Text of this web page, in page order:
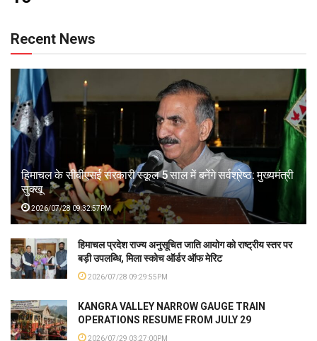
Recent News
हिमाचल के सीबीएसई सरकारी स्कूल 5 साल में बनेंगे सर्वश्रेष्ठ: मुख्यमंत्री
सुक्खू
2026/07/28 09:32:57PM
हिमाचल प्रदेश राज्य अनुसूचित जाति आयोग को राष्ट्रीय स्तर पर
बड़ी उपलब्धि, मिला स्कोच ऑर्डर ऑफ मेरिट
2026/07/28 09:29:55PM
KANGRA VALLEY NARROW GAUGE TRAIN
OPERATIONS RESUME FROM JULY 29
2026/07/29 03:27:00PM